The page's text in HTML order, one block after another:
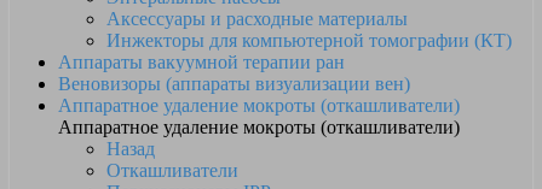
Аксессуары и расходные материалы
Инжекторы для компьютерной томографии (КТ)
Аппараты вакуумной терапии ран
Веновизоры (аппараты визуализации вен)
Аппаратное удаление мокроты (откашливатели)
Аппаратное удаление мокроты (откашливатели)
Назад
Откашливатели